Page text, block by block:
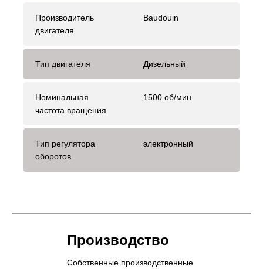
Производитель
двигателя
Baudouin
Тип двигателя Дизельный
Номинальная
частота вращения
1500 об/мин
Тип регулятора
оборотов
электронный
Производство
Собственные производственные